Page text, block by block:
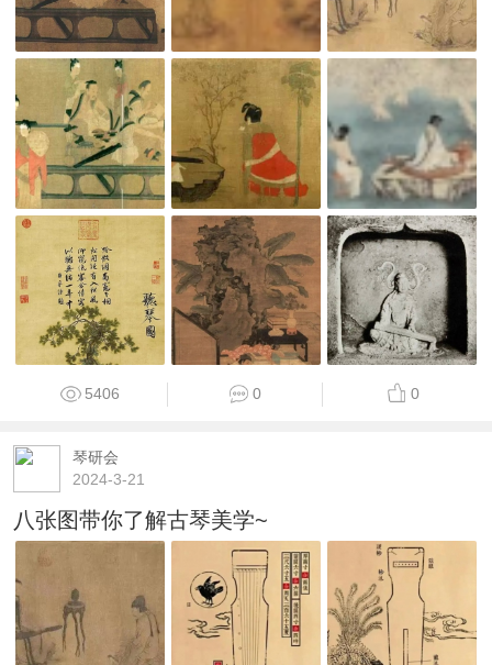
5406 0 0
琴研会
2024-3-21
八张图带你了解古琴美学~